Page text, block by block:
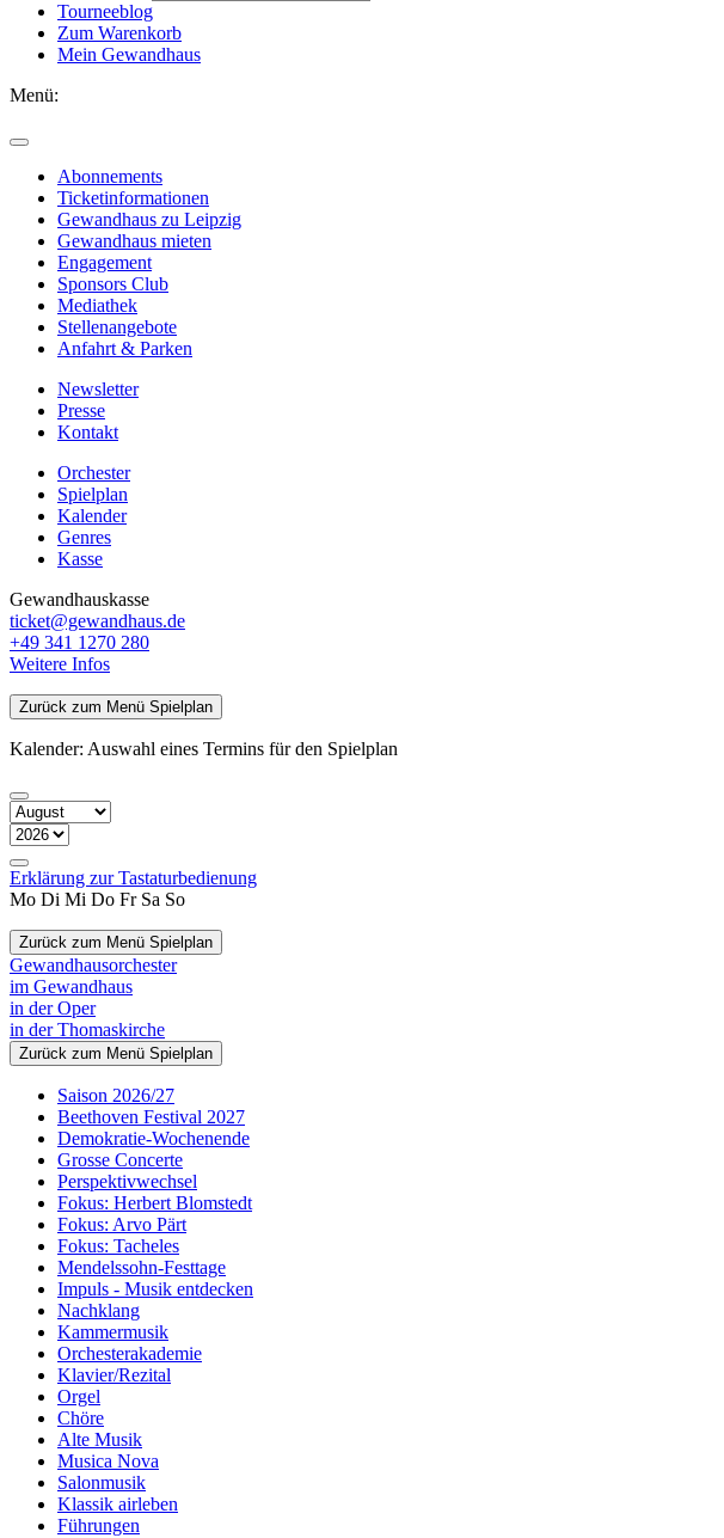
Tourneeblog
Zum Warenkorb
Mein Gewandhaus
Menü:
Abonnements
Ticketinformationen
Gewandhaus zu Leipzig
Gewandhaus mieten
Engagement
Sponsors Club
Mediathek
Stellenangebote
Anfahrt & Parken
Newsletter
Presse
Kontakt
Orchester
Spielplan
Kalender
Genres
Kasse
Gewandhauskasse
ticket@gewandhaus.de
+49 341 1270 280
Weitere Infos
Zurück zum Menü Spielplan
Kalender: Auswahl eines Termins für den Spielplan
Erklärung zur Tastaturbedienung
Mo Di Mi Do Fr Sa So
Zurück zum Menü Spielplan
Gewandhaus­orchester
im Gewandhaus
in der Oper
in der Thomaskirche
Zurück zum Menü Spielplan
Saison 2026/27
Beethoven Festival 2027
Demokratie-Wochenende
Grosse Concerte
Perspektivwechsel
Fokus: Herbert Blomstedt
Fokus: Arvo Pärt
Fokus: Tacheles
Mendelssohn-Festtage
Impuls - Musik entdecken
Nachklang
Kammermusik
Orchesterakademie
Klavier/Rezital
Orgel
Chöre
Alte Musik
Musica Nova
Salonmusik
Klassik airleben
Führungen